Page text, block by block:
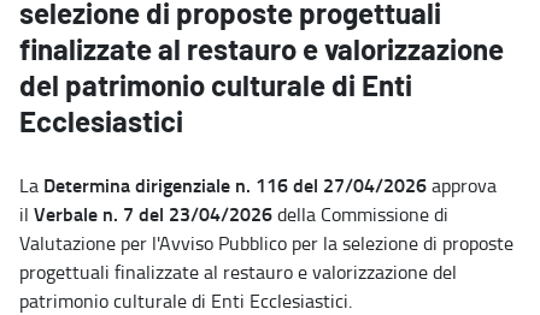
selezione di proposte progettuali
finalizzate al restauro e valorizzazione
del patrimonio culturale di Enti
Ecclesiastici
La Determina dirigenziale n. 116 del 27/04/2026approva
il Verbale n. 7 del 23/04/2026della Commissione di
Valutazione per l'Avviso Pubblico per la selezione di proposte
progettuali finalizzate al restauro e valorizzazione del
patrimonio culturale di Enti Ecclesiastici.